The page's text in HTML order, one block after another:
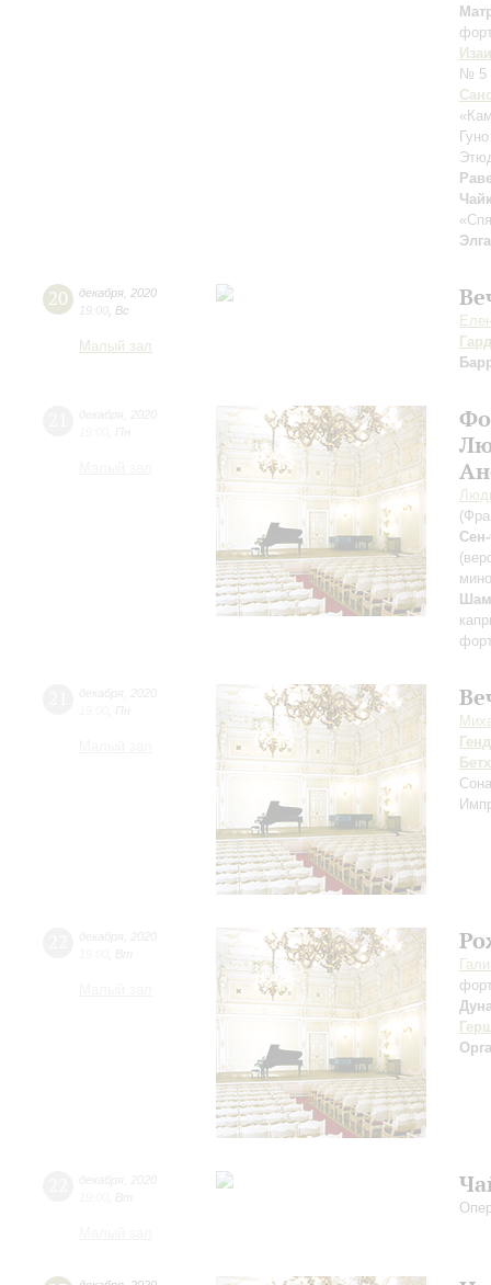
Изаи
№ 5
20 декабря 2020
19:00 Вс
Малый зал